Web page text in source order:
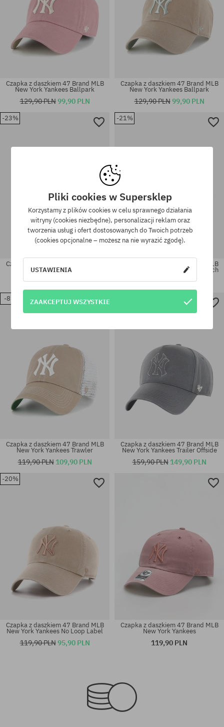
rozmiar uniwersalny
Czapka z daszkiem 47 Brand MLB
New York Yankees Ballpark
129,90 PLN99,90 PLN
rozmiar uniwersalny
Czapka z daszkiem 47 Brand MLB
New York Yankees Ballpark
129,90 PLN99,90 PLN
-23%
Czapka z daszkiem 47 Brand MLB
New York Yankees Ballpark
129,90 PLN99,90 PLN
-21%
Czapka z daszkiem 47 Brand MLB
New York Yankees Contrast Stitch
139,90 PLN109,90 PLN
-8%
Czapka z daszkiem 47 Brand MLB
New York Yankees Trawler
119,90 PLN 109,90 PLN
Czapka z daszkiem 47 Brand MLB
New York Yankees Trailer Offside
159,90 PLN 149,90 PLN
-20%
Czapka z daszkiem 47 Brand MLB
New York Yankees No Loop Label
119,90 PLN95,90 PLN
Czapka z daszkiem 47 Brand MLB
New York Yankees
119,90 PLN
Pliki cookies w Supersklep
Korzystamy z plików cookies w celu sprawnego działania
witryny (cookies niezbędne), personalizacji reklam oraz
tworzenia usług i ofert dostosowanych do Twoich potrzeb
(cookies opcjonalne – możesz na nie wyrazić zgodę).
USTAWIENIA
ZAAKCEPTUJ WSZYSTKIE